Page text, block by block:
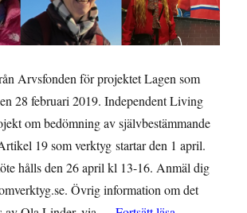
Arvsfonden för projektet Lagen som
28 februari 2019. Independent Living
om bedömning av självbestämmande
19 som verktyg startar den 1 april.
hålls den 26 april kl 13-16. Anmäl dig
Övrig information om det